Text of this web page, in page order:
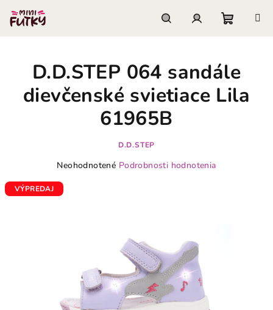
obsah
košík
D.D.STEP 064 sandále
dievčenské svietiace Lila
61965B
D.D.STEP
Priemerné
produktu
Neohodnotené Podrobnosti hodnotenia
VÝPREDAJ